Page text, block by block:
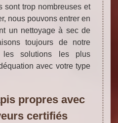
sont trop nombreuses et
nous pouvons entrer en
un nettoyage à sec de
toujours de notre
les solutions les plus
avec votre type
propres avec
certifiés